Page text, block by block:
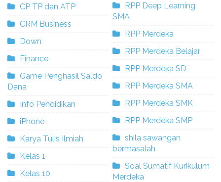
CP TP dan ATP
CRM Business
Down
Finance
Game Penghasil Saldo
Dana
Info Pendidikan
iPhone
Karya Tulis Ilmiah
Kelas 1
Kelas 10
RPP Deep Learning
SMA
RPP Merdeka
RPP Merdeka Belajar
RPP Merdeka SD
RPP Merdeka SMA
RPP Merdeka SMK
RPP Merdeka SMP
shila sawangan
bermasalah
Soal Sumatif Kurikulum
Merdeka